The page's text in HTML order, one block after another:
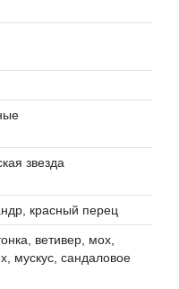
звезда
красный перец
ветивер, мох,
мускус, сандаловое